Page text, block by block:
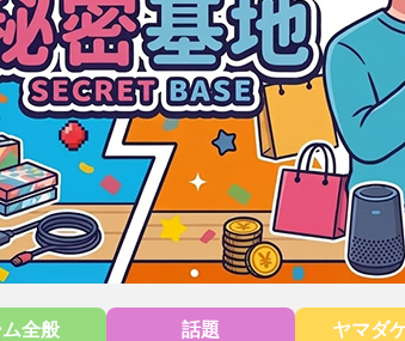
全般 話題 ヤマダ